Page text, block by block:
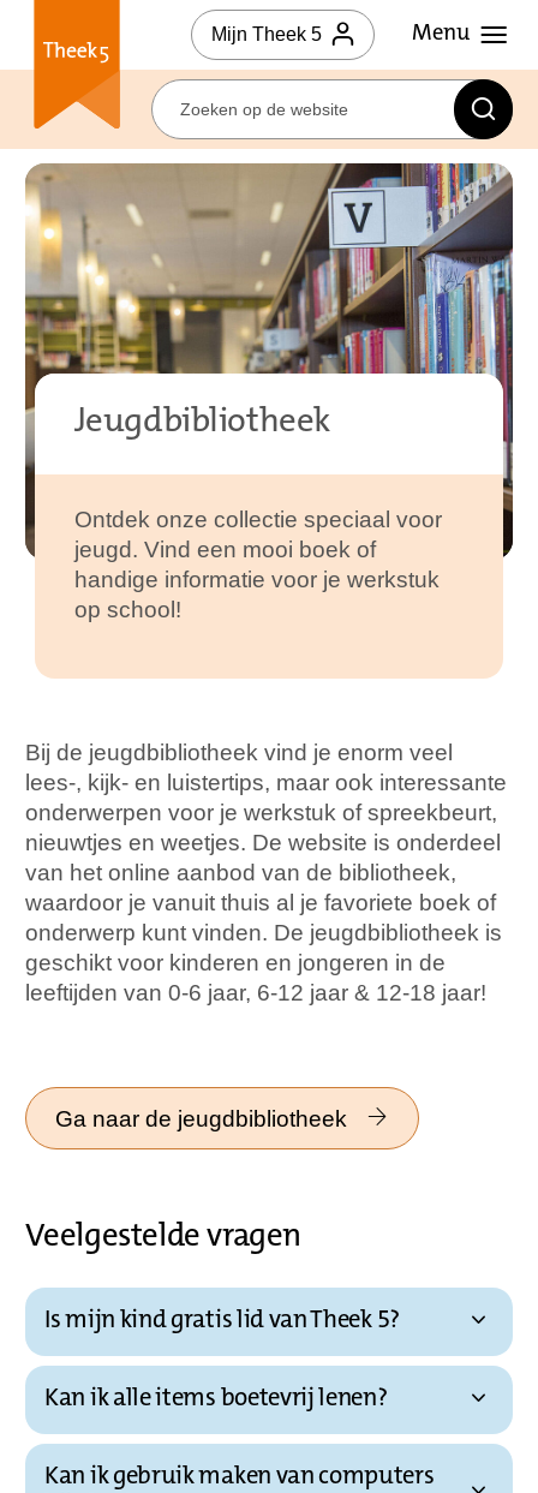
Mijn Theek 5
Jeugdbibliotheek
Ontdek onze collectie speciaal voor
jeugd. Vind een mooi boek of
handige informatie voor je werkstuk
op school!
Bij de jeugdbibliotheek vind je enorm veel
lees-, kijk- en luistertips, maar ook interessante
onderwerpen voor je werkstuk of spreekbeurt,
nieuwtjes en weetjes. De website is onderdeel
van het online aanbod van de bibliotheek,
waardoor je vanuit thuis al je favoriete boek of
onderwerp kunt vinden. De jeugdbibliotheek is
geschikt voor kinderen en jongeren in de
leeftijden van 0-6 jaar, 6-12 jaar & 12-18 jaar!
Ga naar de jeugdbibliotheek
Veelgestelde vragen
Is mijn kind gratis lid van Theek 5?
Kan ik alle items boetevrij lenen?
Kan ik gebruik maken van computers